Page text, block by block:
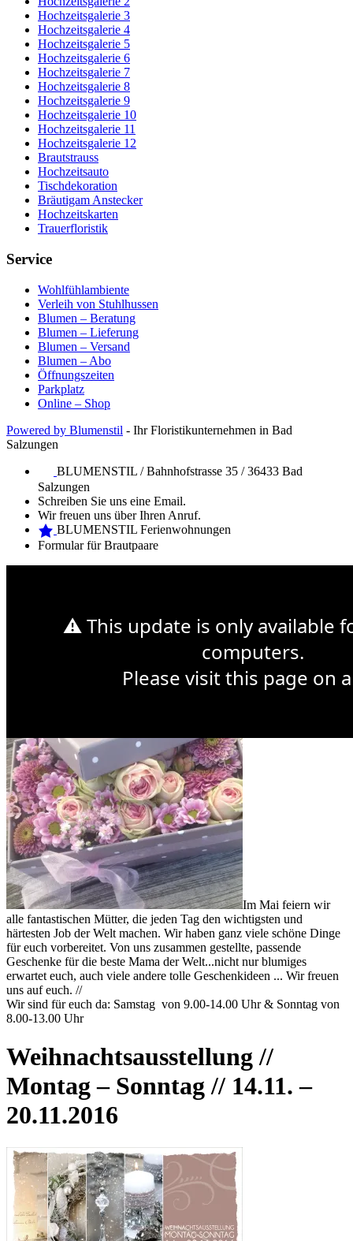
Hochzeitsgalerie 3
Hochzeitsgalerie 4
Hochzeitsgalerie 5
Hochzeitsgalerie 6
Hochzeitsgalerie 7
Hochzeitsgalerie 8
Hochzeitsgalerie 9
Hochzeitsgalerie 10
Hochzeitsgalerie 11
Hochzeitsgalerie 12
Brautstrauss
Hochzeitsauto
Tischdekoration
Bräutigam Anstecker
Hochzeitskarten
Trauerfloristik
Service
Wohlfühlambiente
Verleih von Stuhlhussen
Blumen – Beratung
Blumen – Lieferung
Blumen – Versand
Blumen – Abo
Öffnungszeiten
Parkplatz
Online – Shop
Powered by Blumenstil - Ihr Floristikunternehmen in Bad
Salzungen
BLUMENSTIL / Bahnhofstrasse 35 / 36433 Bad
Salzungen
Schreiben Sie uns eine Email.
Wir freuen uns über Ihren Anruf.
BLUMENSTIL Ferienwohnungen
Formular für Brautpaare
⚠ This update is only available
computers.
Please visit this page on a
Sonntag 14. Mai ist Muttertag
Im Mai feiern wir
alle fantastischen Mütter, die jeden Tag den wichtigsten und
härtesten Job der Welt machen. Wir haben ganz viele schöne Dinge
für euch vorbereitet. Von uns zusammen gestellte, passende
Geschenke für die beste Mama der Welt...nicht nur blumiges
erwartet euch, auch viele andere tolle Geschenkideen ... Wir freuen
uns auf euch. //
Wir sind für euch da: Samstag von 9.00-14.00 Uhr & Sonntag von
8.00-13.00 Uhr
Weihnachtsausstellung //
Montag – Sonntag // 14.11. –
20.11.2016